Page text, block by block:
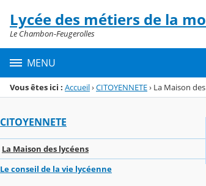
Menu de la rubrique
Contenu
Lycée des métiers de la
Le Chambon-Feugerolles
MENU
Vous êtes ici : Accueil›CITOYENNETE› La Maison
CITOYENNETE
La Maison des lycéens
Le conseil de la vie lycéenne